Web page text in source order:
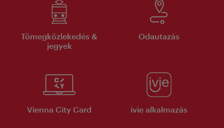
Tömegközlekedés &
jegyek
Odautazás
Vienna City Card ivie alkalmazás